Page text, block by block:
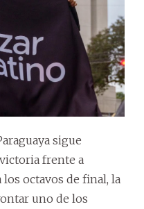
sigue
frente a
octavos de final, la
uno de los